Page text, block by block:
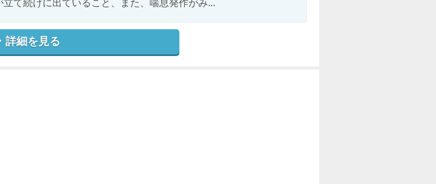
て続けに出ていること、また、喘息発作がみ...
詳細を見る